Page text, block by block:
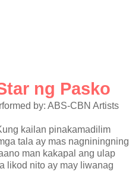
ng Pasko
by: ABS-CBN Artists
kailan pinakamadilim
tala ay mas nagniningning
man kakapal ang ulap
likod nito ay may liwanag